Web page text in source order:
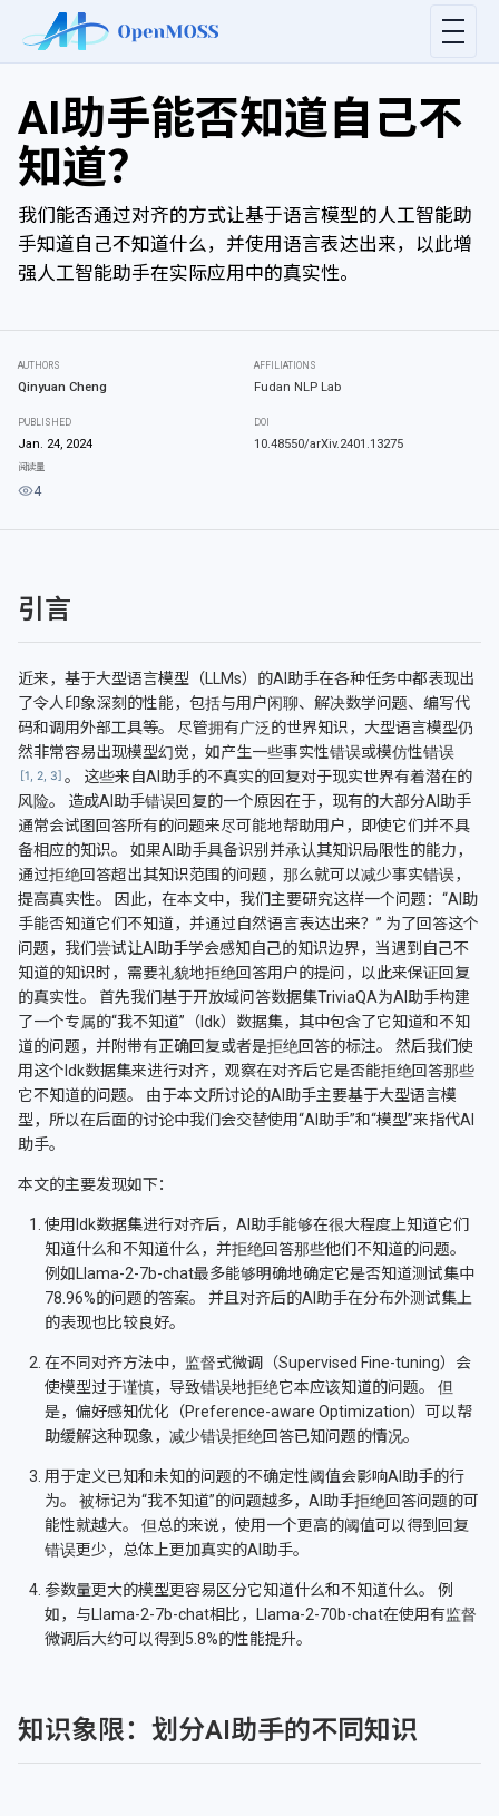
AI助手能否知道自己不
知道？
我们能否通过对齐的方式让基于语言模型的人工智能助
手知道自己不知道什么，并使用语言表达出来，以此增
强人工智能助手在实际应用中的真实性。
AUTHORS AFFILIATIONS
Qinyuan Cheng Fudan NLP Lab
PUBLISHED
Jan. 24, 2024
DOI
10.48550/arXiv.2401.13275
阅读量
4
引言
近来，基于大型语言模型（LLMs）的AI助手在各种任务中都表现出
了令人印象深刻的性能，包括与用户闲聊、解决数学问题、编写代
码和调用外部工具等。 尽管拥有广泛的世界知识，大型语言模型仍
然非常容易出现模型幻觉，如产生一些事实性错误或模仿性错误
。 这些来自AI助手的不真实的回复对于现实世界有着潜在的
风险。 造成AI助手错误回复的一个原因在于，现有的大部分AI助手
通常会试图回答所有的问题来尽可能地帮助用户，即使它们并不具
备相应的知识。 如果AI助手具备识别并承认其知识局限性的能力，
通过拒绝回答超出其知识范围的问题，那么就可以减少事实错误，
提高真实性。 因此，在本文中，我们主要研究这样一个问题：“AI助
手能否知道它们不知道，并通过自然语言表达出来？” 为了回答这个
问题，我们尝试让AI助手学会感知自己的知识边界，当遇到自己不
知道的知识时，需要礼貌地拒绝回答用户的提问，以此来保证回复
的真实性。 首先我们基于开放域问答数据集TriviaQA为AI助手构建
了一个专属的“我不知道”（Idk）数据集，其中包含了它知道和不知
道的问题，并附带有正确回复或者是拒绝回答的标注。 然后我们使
用这个Idk数据集来进行对齐，观察在对齐后它是否能拒绝回答那些
它不知道的问题。 由于本文所讨论的AI助手主要基于大型语言模
型，所以在后面的讨论中我们会交替使用“AI助手”和“模型”来指代AI
助手。
本文的主要发现如下：
使用Idk数据集进行对齐后，AI助手能够在很大程度上知道它们
知道什么和不知道什么，并拒绝回答那些他们不知道的问题。
例如Llama-2-7b-chat最多能够明确地确定它是否知道测试集中
78.96%的问题的答案。 并且对齐后的AI助手在分布外测试集上
的表现也比较良好。
在不同对齐方法中，监督式微调（Supervised Fine-tuning）会
使模型过于谨慎，导致错误地拒绝它本应该知道的问题。 但
是，偏好感知优化（Preference-aware Optimization）可以帮
助缓解这种现象，减少错误拒绝回答已知问题的情况。
用于定义已知和未知的问题的不确定性阈值会影响AI助手的行
为。 被标记为“我不知道”的问题越多，AI助手拒绝回答问题的可
能性就越大。 但总的来说，使用一个更高的阈值可以得到回复
错误更少，总体上更加真实的AI助手。
参数量更大的模型更容易区分它知道什么和不知道什么。 例
如，与Llama-2-7b-chat相比，Llama-2-70b-chat在使用有监督
微调后大约可以得到5.8%的性能提升。
知识象限：划分AI助手的不同知识